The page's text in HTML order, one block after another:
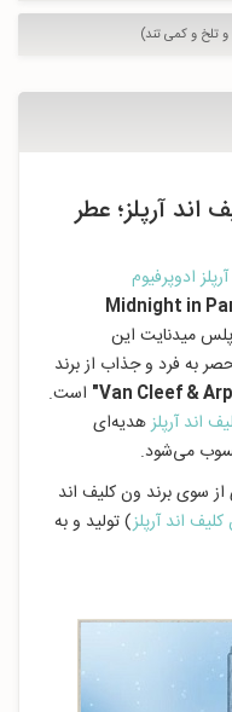
تلخ و کمی تند)
آرپلز؛ عطر
ادوپرفیوم
"Midnight in
میدنایت این
به فرد و جذاب از برند
است.
اند آرپلزهدیه‌ای
می‌شود.
در سال 2010 میلادی از سوی برند ون کلیف اند
اند آرپلز) تولید و به